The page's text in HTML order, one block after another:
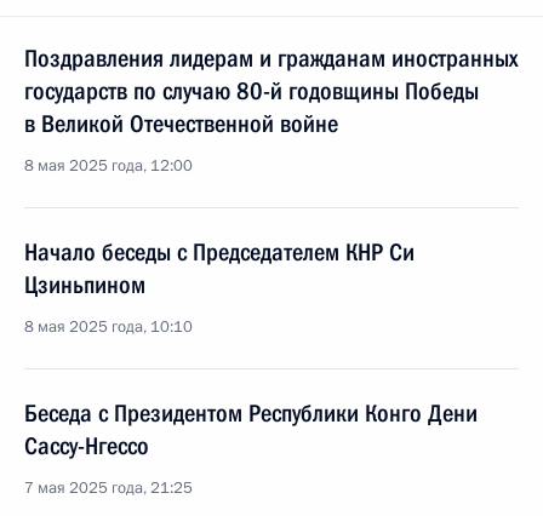
Поздравления лидерам и гражданам иностранных
государств по случаю 80-й годовщины Победы
в Великой Отечественной войне
8 мая 2025 года, 12:00
Начало беседы с Председателем КНР Си
Цзиньпином
8 мая 2025 года, 10:10
Беседа с Президентом Республики Конго Дени
Сассу-Нгессо
7 мая 2025 года, 21:25